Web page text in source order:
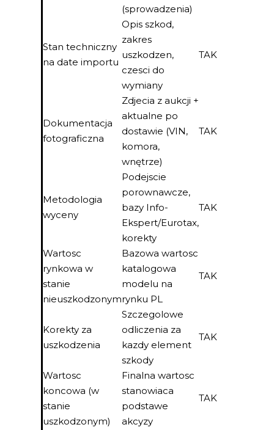
(sprowadzenia)
Stan techniczny
na date importu
Opis szkod,
zakres
uszkodzen,
czesci do
wymiany
TAK
Dokumentacja
fotograficzna
Zdjecia z aukcji +
aktualne po
dostawie (VIN,
komora,
wnętrze)
TAK
Metodologia
wyceny
Podejscie
porownawcze,
bazy Info-
Ekspert/Eurotax,
korekty
TAK
Wartosc
rynkowa w
stanie
nieuszkodzonym
Bazowa wartosc
katalogowa
modelu na
rynku PL
TAK
Korekty za
uszkodzenia
Szczegolowe
odliczenia za
kazdy element
szkody
TAK
Wartosc
koncowa (w
stanie
uszkodzonym)
Finalna wartosc
stanowiaca
podstawe
akcyzy
TAK